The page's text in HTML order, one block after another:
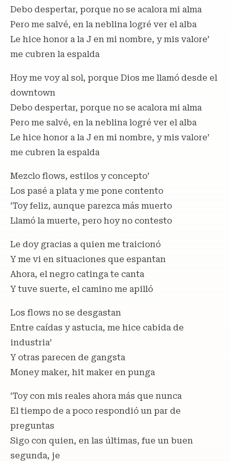
Debo despertar, porque no se acalora mi alma
Pero me salvé, en la neblina logré ver el alba
Le hice honor a la J en mi nombre, y mis valore’
me cubren la espalda
Hoy me voy al sol, porque Dios me llamó desde el
downtown
Debo despertar, porque no se acalora mi alma
Pero me salvé, en la neblina logré ver el alba
Le hice honor a la J en mi nombre, y mis valore’
me cubren la espalda
Mezclo flows, estilos y concepto’
Los pasé a plata y me pone contento
‘Toy feliz, aunque parezca más muerto
Llamó la muerte, pero hoy no contesto
Le doy gracias a quien me traicionó
Y me vi en situaciones que espantan
Ahora, el negro catinga te canta
Y tuve suerte, el camino me apilló
Los flows no se desgastan
Entre caídas y astucia, me hice cabida de
industria’
Y otras parecen de gangsta
Money maker, hit maker en punga
‘Toy con mis reales ahora más que nunca
El tiempo de a poco respondió un par de
preguntas
Sigo con quien, en las últimas, fue un buen
segunda, je